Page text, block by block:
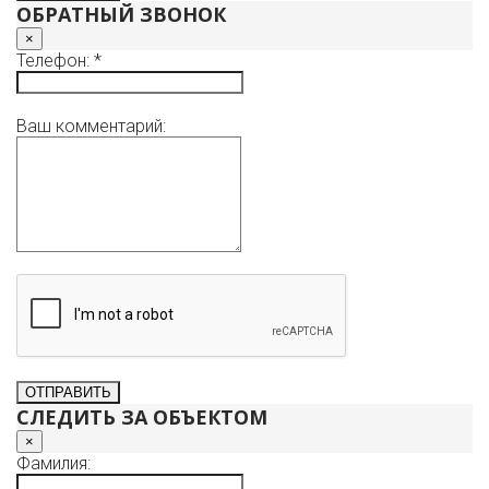
ОБРАТНЫЙ ЗВОНОК
×
Телефон: *
Ваш комментарий:
СЛЕДИТЬ ЗА ОБЪЕКТОМ
×
Фамилия: